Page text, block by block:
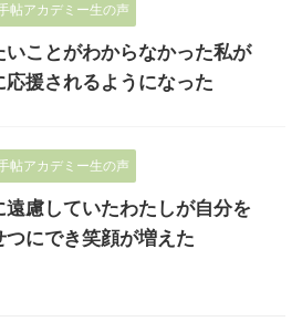
帖アカデミー生の声
いことがわからなかった私が
応援されるようになった
帖アカデミー生の声
遠慮していたわたしが自分を
つにでき笑顔が増えた